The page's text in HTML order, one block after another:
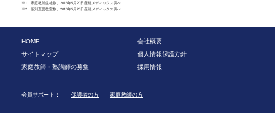
※1 家庭教師生徒数、2016年5月20日産經メディックス調べ
※2 個別直営教室数、2016年5月20日産經メディックス調べ
HOME
会社概要
サイトマップ
個人情報保護方針
家庭教師・塾講師の募集
採用情報
会員サポート： 保護者の方 家庭教師の方